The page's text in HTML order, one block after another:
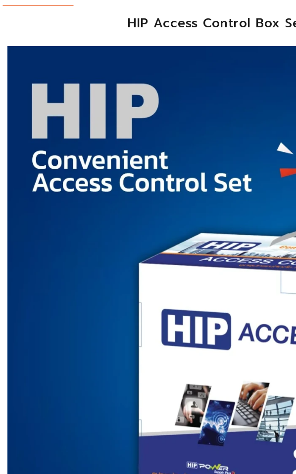
HIP Access Control Box